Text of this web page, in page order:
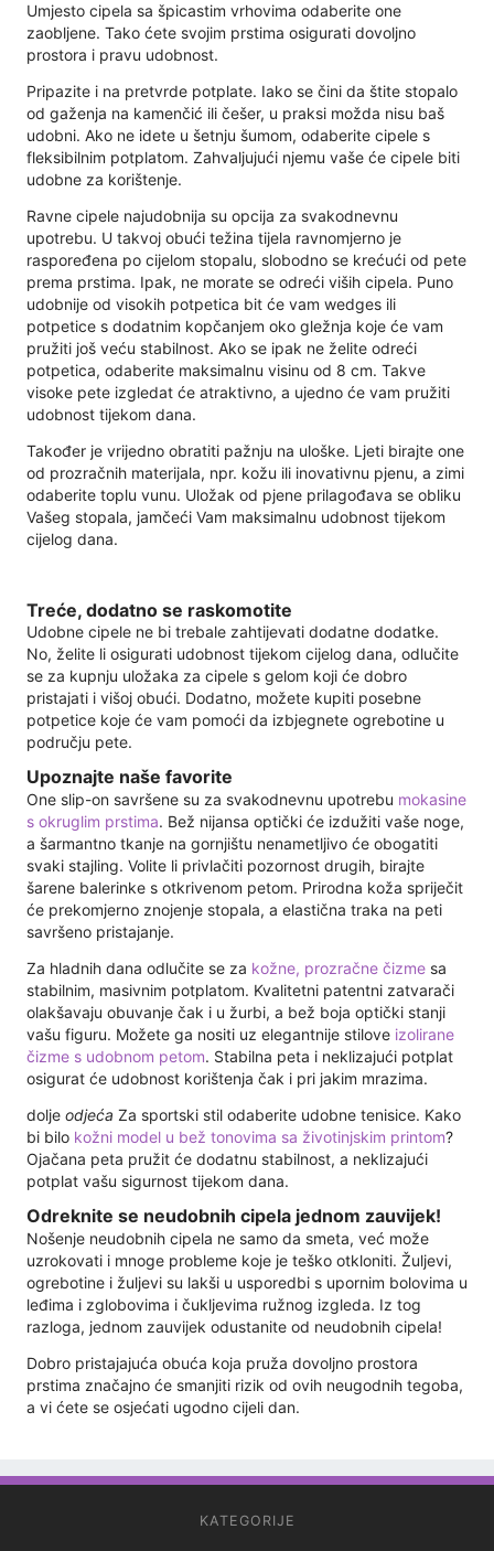
Umjesto cipela sa špicastim vrhovima odaberite one
zaobljene. Tako ćete svojim prstima osigurati dovoljno
prostora i pravu udobnost.
Pripazite i na pretvrde potplate. Iako se čini da štite stopalo
od gaženja na kamenčić ili češer, u praksi možda nisu baš
udobni. Ako ne idete u šetnju šumom, odaberite cipele s
fleksibilnim potplatom. Zahvaljujući njemu vaše će cipele biti
udobne za korištenje.
Ravne cipele najudobnija su opcija za svakodnevnu
upotrebu. U takvoj obući težina tijela ravnomjerno je
raspoređena po cijelom stopalu, slobodno se krećući od pete
prema prstima. Ipak, ne morate se odreći viših cipela. Puno
udobnije od visokih potpetica bit će vam wedges ili
potpetice s dodatnim kopčanjem oko gležnja koje će vam
pružiti još veću stabilnost. Ako se ipak ne želite odreći
potpetica, odaberite maksimalnu visinu od 8 cm. Takve
visoke pete izgledat će atraktivno, a ujedno će vam pružiti
udobnost tijekom dana.
Također je vrijedno obratiti pažnju na uloške. Ljeti birajte one
od prozračnih materijala, npr. kožu ili inovativnu pjenu, a zimi
odaberite toplu vunu. Uložak od pjene prilagođava se obliku
Vašeg stopala, jamčeći Vam maksimalnu udobnost tijekom
cijelog dana.
Treće, dodatno se raskomotite
Udobne cipele ne bi trebale zahtijevati dodatne dodatke.
No, želite li osigurati udobnost tijekom cijelog dana, odlučite
se za kupnju uložaka za cipele s gelom koji će dobro
pristajati i višoj obući. Dodatno, možete kupiti posebne
potpetice koje će vam pomoći da izbjegnete ogrebotine u
području pete.
Upoznajte naše favorite
One slip-on savršene su za svakodnevnu upotrebu mokasine
s okruglim prstima. Bež nijansa optički će izdužiti vaše noge,
a šarmantno tkanje na gornjištu nenametljivo će obogatiti
svaki stajling. Volite li privlačiti pozornost drugih, birajte
šarene balerinke s otkrivenom petom. Prirodna koža spriječit
će prekomjerno znojenje stopala, a elastična traka na peti
savršeno pristajanje.
Za hladnih dana odlučite se za kožne, prozračne čizme sa
stabilnim, masivnim potplatom. Kvalitetni patentni zatvarači
olakšavaju obuvanje čak i u žurbi, a bež boja optički stanji
vašu figuru. Možete ga nositi uz elegantnije stilove izolirane
čizme s udobnom petom. Stabilna peta i neklizajući potplat
osigurat će udobnost korištenja čak i pri jakim mrazima.
dolje odjeća Za sportski stil odaberite udobne tenisice. Kako
bi bilo kožni model u bež tonovima sa životinjskim printom?
Ojačana peta pružit će dodatnu stabilnost, a neklizajući
potplat vašu sigurnost tijekom dana.
Odreknite se neudobnih cipela jednom zauvijek!
Nošenje neudobnih cipela ne samo da smeta, već može
uzrokovati i mnoge probleme koje je teško otkloniti. Žuljevi,
ogrebotine i žuljevi su lakši u usporedbi s upornim bolovima u
leđima i zglobovima i čukljevima ružnog izgleda. Iz tog
razloga, jednom zauvijek odustanite od neudobnih cipela!
Dobro pristajajuća obuća koja pruža dovoljno prostora
prstima značajno će smanjiti rizik od ovih neugodnih tegoba,
a vi ćete se osjećati ugodno cijeli dan.
KATEGORIJE